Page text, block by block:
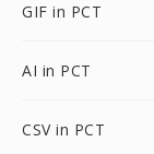
GIF in PCT
AI in PCT
CSV in PCT